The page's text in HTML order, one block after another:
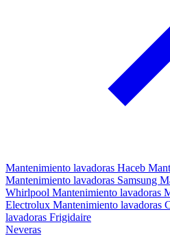
Mantenimiento lavadoras Haceb
Mantenimiento lavadoras Samsung
Whirlpool Mantenimiento lavadoras
Electrolux Mantenimiento lavadoras
lavadoras Frigidaire
Neveras